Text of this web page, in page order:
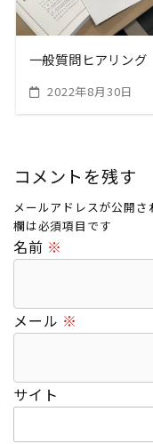
一般質問ヒアリング
2022年8月30日
コメントを残す
メールアドレスが公開さ
欄は必須項目です
名前 ※
メール ※
サイト